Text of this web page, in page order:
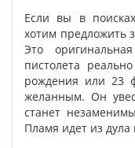
Если вы в
хотим предложить
Это
пистолета
рождения или 23
желанным. Он
станет
Пламя идет из дула